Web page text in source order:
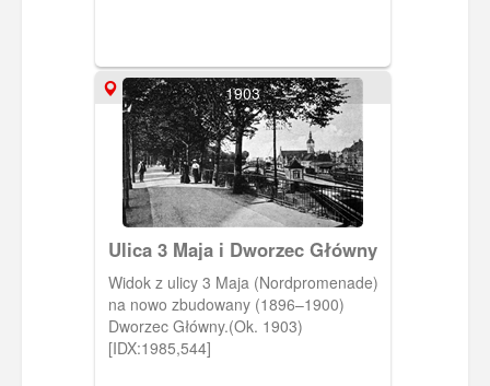
1903
Ulica 3 Maja i Dworzec Główny
Widok z ulicy 3 Maja (Nordpromenade)
na nowo zbudowany (1896–1900)
Dworzec Główny.(Ok. 1903)
[IDX:1985,544]